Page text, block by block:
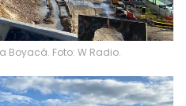
Boyacá. Foto: W Radio.